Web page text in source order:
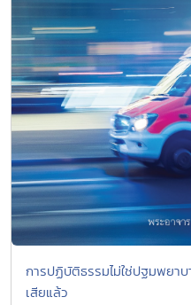
การปฏิบัติธรรมไม่ใช่ปฐมพยา
เสียแล้ว